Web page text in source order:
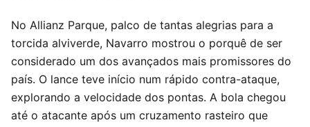
No Allianz Parque, palco de tantas alegrias para a
torcida alviverde, Navarro mostrou o porquê de ser
considerado um dos avançados mais promissores do
país. O lance teve início num rápido contra-ataque,
explorando a velocidade dos pontas. A bola chegou
até o atacante após um cruzamento rasteiro que